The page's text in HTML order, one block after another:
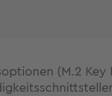
(M.2 Key